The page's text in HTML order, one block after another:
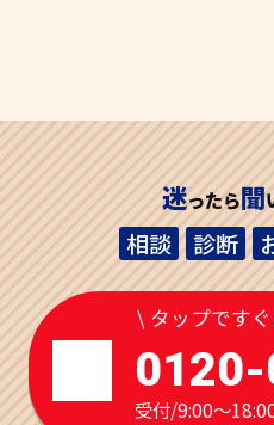
迷ったら聞
相談 診断
\ タップです
受付/9:00～